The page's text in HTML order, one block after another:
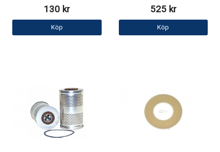
130 kr
Köp
525 kr
Köp